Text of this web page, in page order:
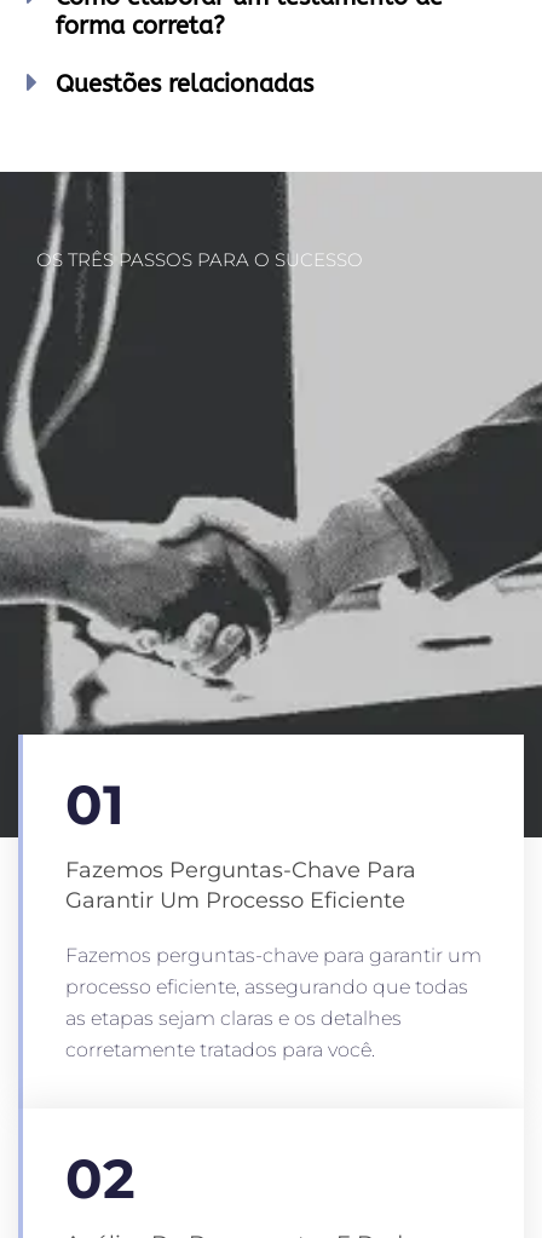
forma correta?
Questões relacionadas
OS TRÊS PASSOS PARA O SUCESSO
01
Fazemos Perguntas-Chave Para
Garantir Um Processo Eficiente
Fazemos perguntas-chave para garantir um
processo eficiente, assegurando que todas
as etapas sejam claras e os detalhes
corretamente tratados para você.
02